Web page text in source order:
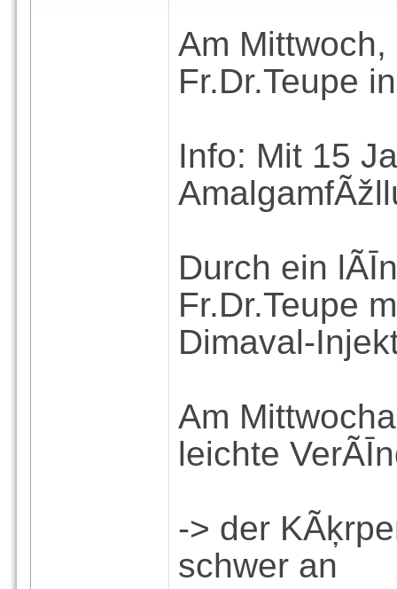
Am
Fr.Dr.Teupe
Info: Mit 15
Durch ein
Fr.Dr.Teupe
Dimaval-
Am
leichte
-> der
schwer an